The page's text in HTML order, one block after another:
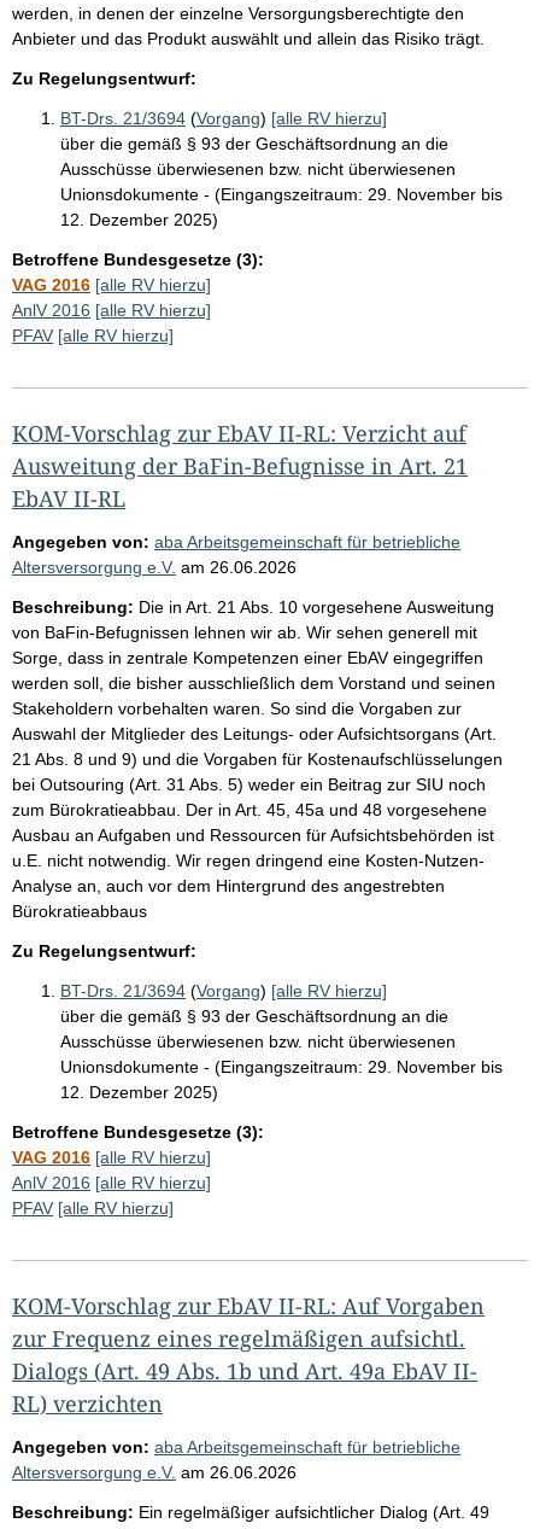
werden, in denen der einzelne Versorgungsberechtigte den
Anbieter und das Produkt auswählt und allein das Risiko trägt.
Zu Regelungsentwurf:
BT-Drs. 21/3694 (Vorgang) [alle RV hierzu]
über die gemäß § 93 der Geschäftsordnung an die
Ausschüsse überwiesenen bzw. nicht überwiesenen
Unionsdokumente - (Eingangszeitraum: 29. November bis
12. Dezember 2025)
Betroffene Bundesgesetze (3):
VAG 2016 [alle RV hierzu]
AnlV 2016 [alle RV hierzu]
PFAV [alle RV hierzu]
KOM-Vorschlag zur EbAV II-RL: Verzicht auf
Ausweitung der BaFin-Befugnisse in Art. 21
EbAV II-RL
Angegeben von: aba Arbeitsgemeinschaft für betriebliche
Altersversorgung e.V. am 26.06.2026
Beschreibung: Die in Art. 21 Abs. 10 vorgesehene Ausweitung
von BaFin-Befugnissen lehnen wir ab. Wir sehen generell mit
Sorge, dass in zentrale Kompetenzen einer EbAV eingegriffen
werden soll, die bisher ausschließlich dem Vorstand und seinen
Stakeholdern vorbehalten waren. So sind die Vorgaben zur
Auswahl der Mitglieder des Leitungs- oder Aufsichtsorgans (Art.
21 Abs. 8 und 9) und die Vorgaben für Kostenaufschlüsselungen
bei Outsouring (Art. 31 Abs. 5) weder ein Beitrag zur SIU noch
zum Bürokratieabbau. Der in Art. 45, 45a und 48 vorgesehene
Ausbau an Aufgaben und Ressourcen für Aufsichtsbehörden ist
u.E. nicht notwendig. Wir regen dringend eine Kosten-Nutzen-
Analyse an, auch vor dem Hintergrund des angestrebten
Bürokratieabbaus
Zu Regelungsentwurf:
BT-Drs. 21/3694 (Vorgang) [alle RV hierzu]
über die gemäß § 93 der Geschäftsordnung an die
Ausschüsse überwiesenen bzw. nicht überwiesenen
Unionsdokumente - (Eingangszeitraum: 29. November bis
12. Dezember 2025)
Betroffene Bundesgesetze (3):
VAG 2016 [alle RV hierzu]
AnlV 2016 [alle RV hierzu]
PFAV [alle RV hierzu]
KOM-Vorschlag zur EbAV II-RL: Auf Vorgaben
zur Frequenz eines regelmäßigen aufsichtl.
Dialogs (Art. 49 Abs. 1b und Art. 49a EbAV II-
RL) verzichten
Angegeben von: aba Arbeitsgemeinschaft für betriebliche
Altersversorgung e.V. am 26.06.2026
Beschreibung: Ein regelmäßiger aufsichtlicher Dialog (Art. 49